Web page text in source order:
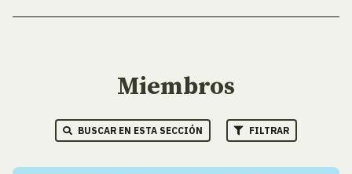
Miembros
BUSCAR EN ESTA SECCIÓN FILTRAR